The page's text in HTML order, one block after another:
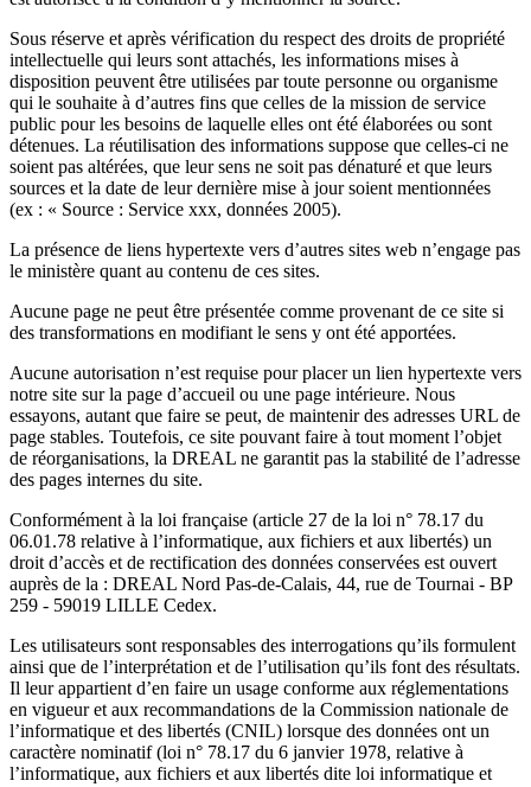
Sous réserve et après vérification du respect des droits de propriété
intellectuelle qui leurs sont attachés, les informations mises à
disposition peuvent être utilisées par toute personne ou organisme
qui le souhaite à d’autres fins que celles de la mission de service
public pour les besoins de laquelle elles ont été élaborées ou sont
détenues. La réutilisation des informations suppose que celles-ci ne
soient pas altérées, que leur sens ne soit pas dénaturé et que leurs
sources et la date de leur dernière mise à jour soient mentionnées
(ex : « Source : Service xxx, données 2005).
La présence de liens hypertexte vers d’autres sites web n’engage pas
le ministère quant au contenu de ces sites.
Aucune page ne peut être présentée comme provenant de ce site si
des transformations en modifiant le sens y ont été apportées.
Aucune autorisation n’est requise pour placer un lien hypertexte vers
notre site sur la page d’accueil ou une page intérieure. Nous
essayons, autant que faire se peut, de maintenir des adresses URL de
page stables. Toutefois, ce site pouvant faire à tout moment l’objet
de réorganisations, la DREAL ne garantit pas la stabilité de l’adresse
des pages internes du site.
Conformément à la loi française (article 27 de la loi n° 78.17 du
06.01.78 relative à l’informatique, aux fichiers et aux libertés) un
droit d’accès et de rectification des données conservées est ouvert
auprès de la : DREAL Nord Pas-de-Calais, 44, rue de Tournai - BP
259 - 59019 LILLE Cedex.
Les utilisateurs sont responsables des interrogations qu’ils formulent
ainsi que de l’interprétation et de l’utilisation qu’ils font des résultats.
Il leur appartient d’en faire un usage conforme aux réglementations
en vigueur et aux recommandations de la Commission nationale de
l’informatique et des libertés (CNIL) lorsque des données ont un
caractère nominatif (loi n° 78.17 du 6 janvier 1978, relative à
l’informatique, aux fichiers et aux libertés dite loi informatique et